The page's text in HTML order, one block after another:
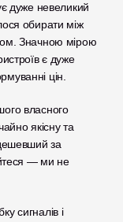
дуже невеликий
обирати між
Значною мірою
є дуже
цін.
власного
якісну та
за
— ми не
сигналів і